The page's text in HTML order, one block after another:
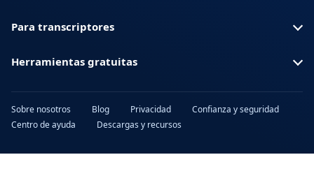
Para transcriptores
Herramientas gratuitas
Sobre nosotros Blog Privacidad
Confianza y seguridad
Centro de ayuda
Descargas y recursos